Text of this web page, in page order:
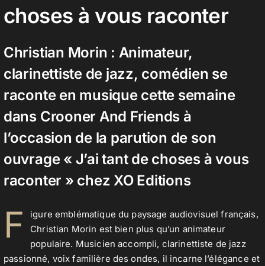
Contact
choses à vous raconter
Christian Morin : Animateur,
clarinettiste de jazz, comédien se
raconte en musique cette semaine
dans Crooner And Friends à
l’occasion de la parution de son
ouvrage « J’ai tant de choses à vous
raconter » chez XO Editions
F
igure emblématique du paysage audiovisuel français,
Christian Morin est bien plus qu’un animateur
populaire. Musicien accompli, clarinettiste de jazz
passionné, voix familière des ondes, il incarne l’élégance et